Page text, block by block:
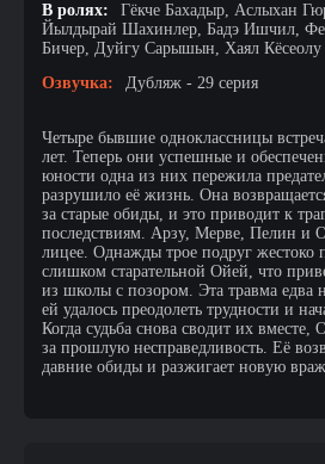
В ролях:
Гёкче Бахадыр, Аслыхан
Йылдырай Шахинлер, Бадэ Ишчил,
Бичер, Дуйгу Сарышын, Хаял Кёсеолу
Озвучка:
Дубляж - 29 серия
Четыре бывшие одноклассницы
лет. Теперь они успешные и
юности одна из них пережила
разрушило её жизнь. Она
за старые обиды, и это приводит к
последствиям. Арзу, Мерве, Пелин и
лицее. Однажды трое подруг жестоко
слишком старательной Ойей, что
из школы с позором. Эта травма едва
ей удалось преодолеть трудности и
Когда судьба снова сводит их вместе,
за прошлую несправедливость. Её
давние обиды и разжигает новую